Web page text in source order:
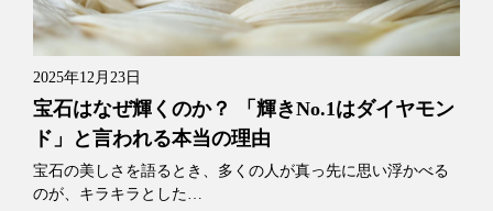
2025年12月23日
宝石はなぜ輝くのか？ 「輝きNo.1はダイヤモン
ド」と言われる本当の理由
宝石の美しさを語るとき、多くの人が真っ先に思い浮かべる
のが、キラキラとした…